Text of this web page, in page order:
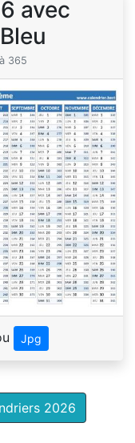
avec
365
Jpg
2026